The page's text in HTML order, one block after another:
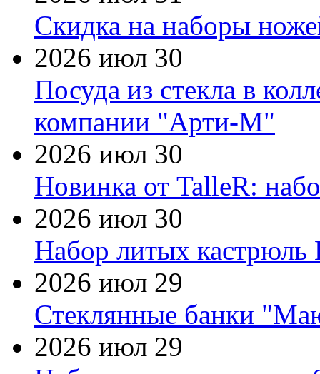
Скидка на наборы
2026 июл 30
Посуда из стекла в
компании "Арти-М"
2026 июл 30
Новинка от TalleR:
2026 июл 30
Набор литых кастрюль
2026 июл 29
Стеклянные банки
2026 июл 29